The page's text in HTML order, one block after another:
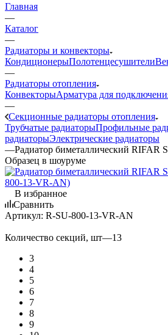
Главная
—
Каталог
—
Радиаторы и конвекторы
КондиционерыПолотенцесушители
—
Радиаторы отопления
КонвекторыАрматура для
—
Секционные радиаторы отопления
Трубчатые радиаторыПрофильные
радиаторыЭлектрические радиаторы
—Радиатор биметаллический RIFAR
Образец в шоуруме
В избранное
Сравнить
Артикул: R-SU-800-13-VR-AN
Количество секций, шт—13
3
4
5
6
7
8
9